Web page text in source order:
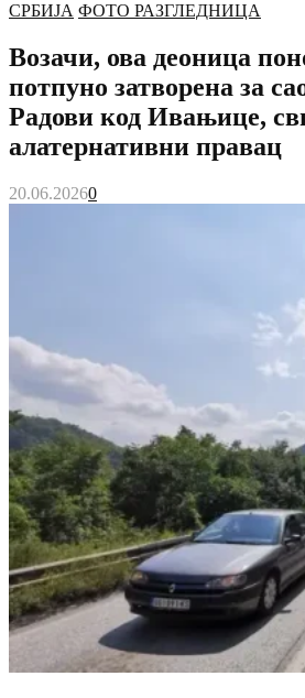
СРБИЈА ФОТО РАЗГЛЕДНИЦА
Возачи, ова деоница
потпуно затворена за
Радови код Ивањице,
алатернативни правац
20.06.20260